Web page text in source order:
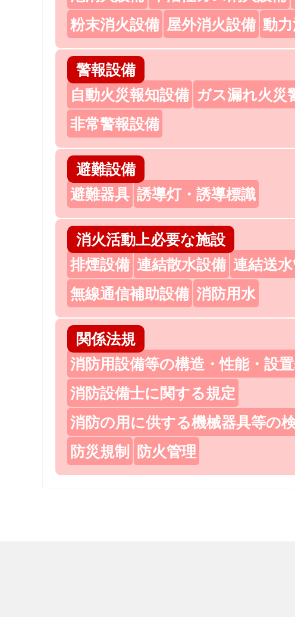
粉末消火設備 屋外消火設備 動
警報設備
自動火災報知設備 ガス漏れ火災
非常警報設備
避難設備
避難器具 誘導灯・誘導標識
消火活動上必要な施設
排煙設備 連結散水設備 連結送
無線通信補助設備 消防用水
関係法規
消防用設備等の構造・性能・設
消防設備士に関する規定
消防の用に供する機械器具等の
防災規制 防火管理